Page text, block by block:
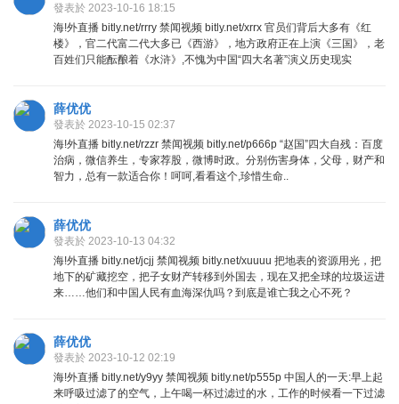
發表於 2023-10-16 18:15
海!外直播 bitly.net/rrry 禁闻视频 bitly.net/xrrx 官员们背后大多有《红
楼》，官二代富二代大多已《西游》，地方政府正在上演《三国》，老
百姓们只能酝酿着《水浒》,不愧为中国“四大名著”演义历史现实
薛优优
發表於 2023-10-15 02:37
海!外直播 bitly.net/rzzr 禁闻视频 bitly.net/p666p “赵国”四大自残：百度
治病，微信养生，专家荐股，微博时政。分别伤害身体，父母，财产和
智力，总有一款适合你！呵呵,看看这个,珍惜生命..
薛优优
發表於 2023-10-13 04:32
海!外直播 bitly.net/jcjj 禁闻视频 bitly.net/xuuuu 把地表的资源用光，把
地下的矿藏挖空，把子女财产转移到外国去，现在又把全球的垃圾运进
来……他们和中国人民有血海深仇吗？到底是谁亡我之心不死？
薛优优
發表於 2023-10-12 02:19
海!外直播 bitly.net/y9yy 禁闻视频 bitly.net/p555p 中国人的一天:早上起
来呼吸过滤了的空气，上午喝一杯过滤过的水，工作的时候看一下过滤